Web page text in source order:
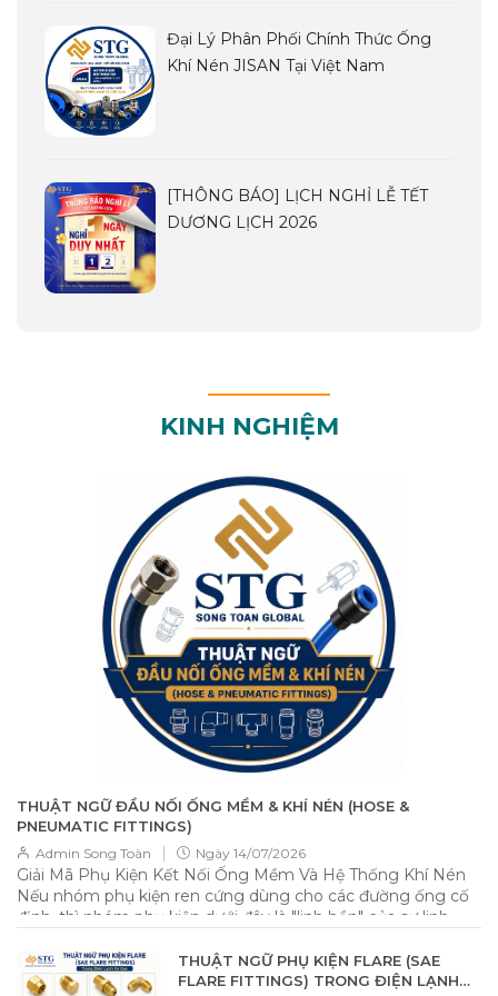
Đại Lý Phân Phối Chính Thức Ống
Khí Nén JISAN Tại Việt Nam
[THÔNG BÁO] LỊCH NGHỈ LỄ TẾT
DƯƠNG LỊCH 2026
KINH NGHIỆM
THUẬT NGỮ ĐẦU NỐI ỐNG MỀM & KHÍ NÉN (HOSE &
PNEUMATIC FITTINGS)
Admin Song Toàn Ngày 14/07/2026
Giải Mã Phụ Kiện Kết Nối Ống Mềm Và Hệ Thống Khí Nén
Nếu nhóm phụ kiện ren cứng dùng cho các đường ống cố
định, thì nhóm phụ kiện dưới đây là "linh hồn" của sự linh
một cách nhanh chóng và hiệu quả. 📌 Tổng quan Nhóm
phụ kiện này được thiết kế để kết nối ống mềm (Flexible
THUẬT NGỮ PHỤ KIỆN FLARE (SAE
FLARE FITTINGS) TRONG ĐIỆN LẠNH